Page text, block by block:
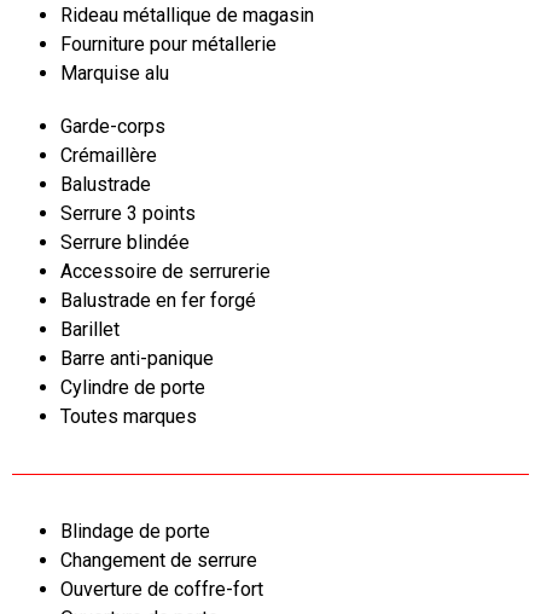
Rideau métallique de magasin
Fourniture pour métallerie
Marquise alu
Garde-corps
Crémaillère
Balustrade
Serrure 3 points
Serrure blindée
Accessoire de serrurerie
Balustrade en fer forgé
Barillet
Barre anti-panique
Cylindre de porte
Toutes marques
Blindage de porte
Changement de serrure
Ouverture de coffre-fort